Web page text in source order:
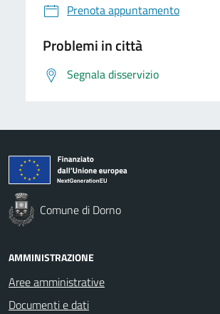
Prenota appuntamento
Problemi in città
Segnala disservizio
Comune di Dorno
AMMINISTRAZIONE
Aree amministrative
Documenti e dati